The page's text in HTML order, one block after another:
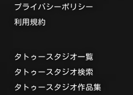
プライバシーポリシー
利用規約
タトゥースタジオ一覧
タトゥースタジオ検索
タトゥースタジオ作品集